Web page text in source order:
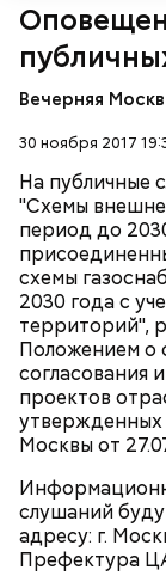
Вечерняя
30 ноября 2017
На публичные
"Схемы
период до
схемы
2030 года с
территорий",
Положением о
согласования
проектов
утвержденных
Москвы от
слушаний
адресу: г.
Префектура
По словам
проводить
по
кабинет
но также
концерты,
творческую,
деятельность.
вTelegram!